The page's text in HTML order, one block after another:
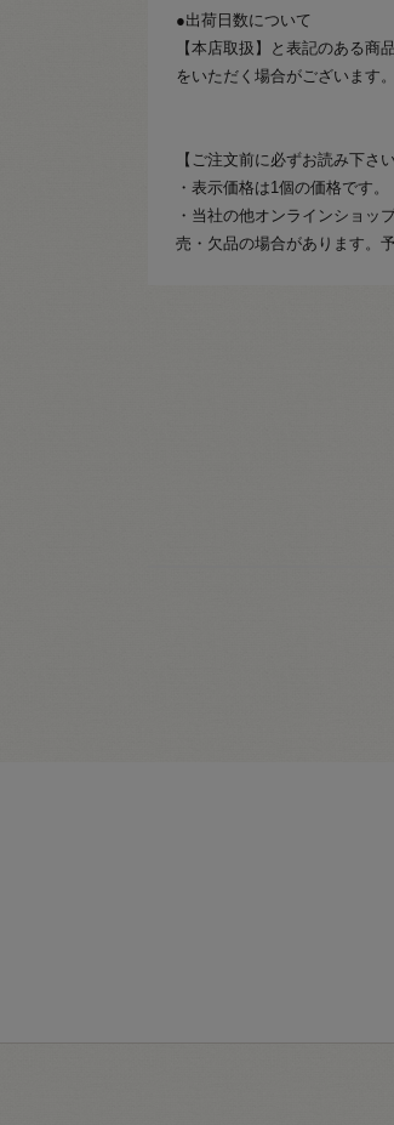
●出荷日数について
【本店取扱】と表記のある商
をいただく場合がございます。
【ご注文前に必ずお読み下さい
・表示価格は1個の価格です。
・当社の他オンラインショッ
売・欠品の場合があります。